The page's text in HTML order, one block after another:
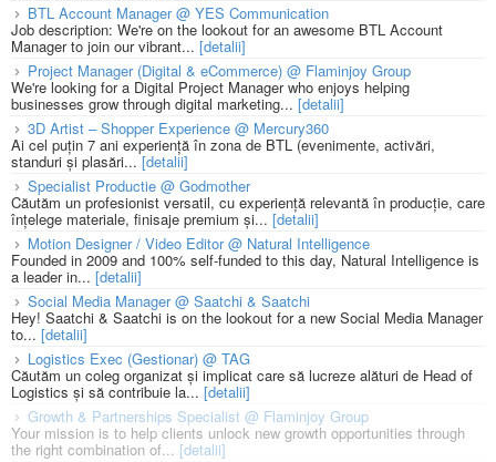
BTL Account Manager @ YES Communication
Job description: We're on the lookout for an awesome BTL Account
Manager to join our vibrant... [detalii]
Project Manager (Digital & eCommerce) @ Flaminjoy Group
We're looking for a Digital Project Manager who enjoys helping
businesses grow through digital marketing... [detalii]
3D Artist – Shopper Experience @ Mercury360
Ai cel puțin 7 ani experiență în zona de BTL (evenimente, activări,
standuri și plasări...[detalii]
Specialist Productie @ Godmother
Căutăm un profesionist versatil, cu experiență relevantă în producție, care
înțelege materiale, finisaje premium și... [detalii]
Motion Designer / Video Editor @ Natural Intelligence
Founded in 2009 and 100% self-funded to this day, Natural Intelligence is
a leader in... [detalii]
Social Media Manager @ Saatchi & Saatchi
Hey! Saatchi & Saatchi is on the lookout for a new Social Media Manager
to... [detalii]
Logistics Exec (Gestionar) @ TAG
Căutăm un coleg organizat și implicat care să lucreze alături de Head of
Logistics și să contribuie la... [detalii]
Growth & Partnerships Specialist @ Flaminjoy Group
Your mission is to help clients unlock new growth opportunities through
the right combination of... [detalii]